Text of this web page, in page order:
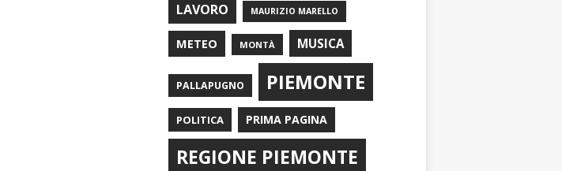
LAVORO MAURIZIO MARELLO
METEO MONTÀ MUSICA
PALLAPUGNO PIEMONTE
POLITICA PRIMA PAGINA
REGIONE PIEMONTE